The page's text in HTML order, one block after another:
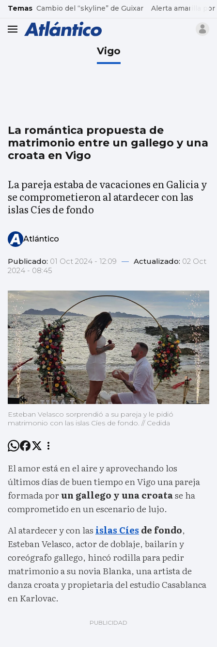
common.go-to-content
Temas Cambio del “skyline” de Guixar Alerta amarilla por
header.menu.open
Vigo
La romántica propuesta de
matrimonio entre un gallego y una
croata en Vigo
La pareja estaba de vacaciones en Galicia y
se comprometieron al atardecer con las
islas Cíes de fondo
Atlántico
Publicado: 01 Oct 2024 - 12:09 — Actualizado: 02 Oct
2024 - 08:45
Esteban Velasco sorprendió a su pareja y le pidió
matrimonio con las islas Cíes de fondo. // Cedida
El amor está en el aire y aprovechando los
últimos días de buen tiempo en Vigo una pareja
formada porun gallego y una croatase ha
comprometido en un escenario de lujo.
Al atardecer y con las islas Cíes de fondo,
Esteban Velasco, actor de doblaje, bailarín y
coreógrafo gallego, hincó rodilla para pedir
matrimonio a su novia Blanka, una artista de
danza croata y propietaria del estudio Casablanca
en Karlovac.